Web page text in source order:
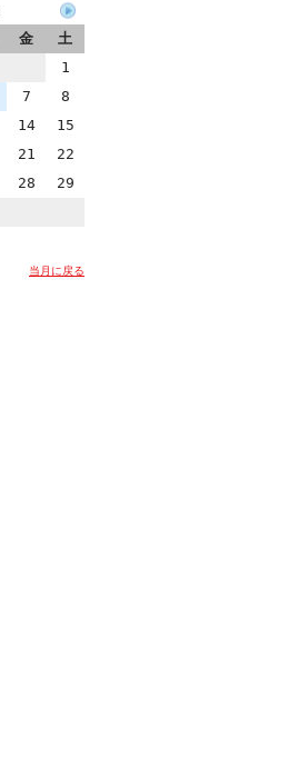
金
土
1
7
8
14
15
21
22
28
29
当月に戻る